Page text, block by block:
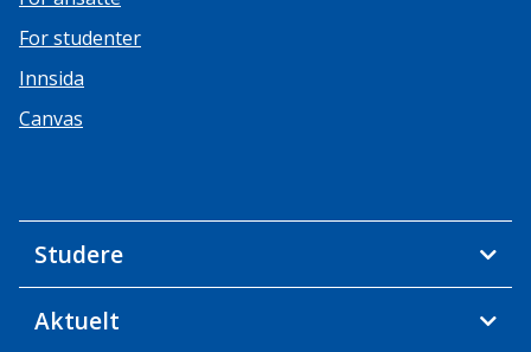
For studenter
Innsida
Canvas
Studere
Aktuelt